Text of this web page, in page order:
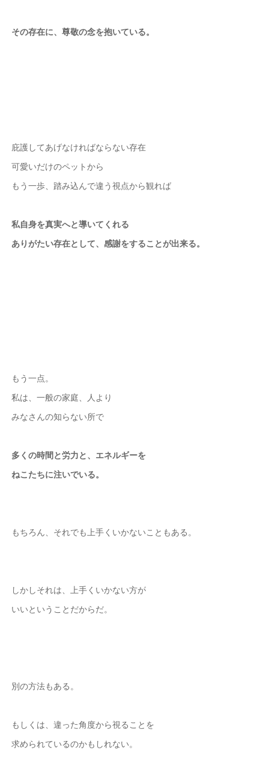
その存在に、尊敬の念を抱いている。
庇護してあげなければならない存在
可愛いだけのペットから
もう一歩、踏み込んで違う視点から観れば
私自身を真実へと導いてくれる
ありがたい存在として、感謝をすることが出来る。
もう一点。
私は、一般の家庭、人より
みなさんの知らない所で
多くの時間と労力と、エネルギーを
ねこたちに注いでいる。
もちろん、それでも上手くいかないこともある。
しかしそれは、上手くいかない方が
いいということだからだ。
別の方法もある。
もしくは、違った角度から視ることを
求められているのかもしれない。